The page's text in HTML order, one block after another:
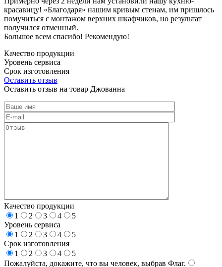
красавицу! «Благодаря» нашим кривым стенам, им пришлось
помучиться с монтажом верхних шкафчиков, но результат
получился отменный.
Большое всем спасибо! Рекомендую!
Качество продукции
Уровень сервиса
Срок изготовления
Оставить отзыв
Оставить отзыв на товар Джованна
Качество продукции
1
2 3 4
5
Уровень сервиса
1
2 3 4
5
Срок изготовления
1
2 3 4
5
Пожалуйста, докажите, что вы человек, выбрав Флаг.